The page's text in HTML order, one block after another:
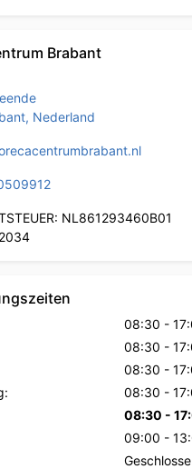
Brabant
Nederland
NL861293460B01
08:30 -
08:30 -
08:30 -
08:30 -
08:30 -
09:00 -